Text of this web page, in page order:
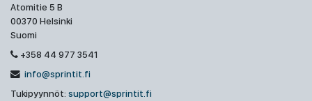
Atomitie 5 B
00370 Helsinki
Suomi
+358 44 977 3541
info@sprintit.fi
Tukipyynnöt: support@sprintit.fi